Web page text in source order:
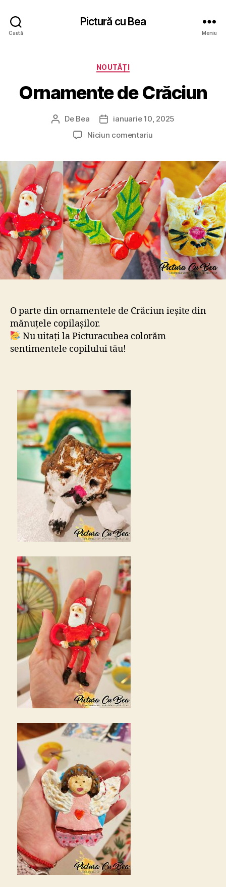
Caută
Pictură cu Bea
Meniu
Categorii
NOUTĂȚI
Ornamente de Crăciun
Autor
articol
De Bea
Datăianuarie 10, 2025
Niciun comentariula
Crăciun
O parte din ornamentele de Crăciun ieșite din
mănuțele copilașilor.
Nu uitați la Picturacubea colorăm
sentimentele copilului tău!